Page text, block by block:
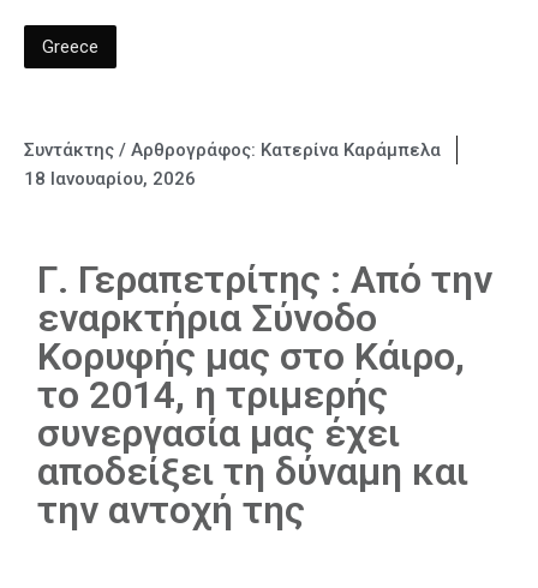
Greece
Συντάκτης / Αρθρογράφος: Κατερίνα Καράμπελα
18 Ιανουαρίου, 2026
Γ. Γεραπετρίτης : Από την
εναρκτήρια Σύνοδο
Κορυφής μας στο Κάιρο,
το 2014, η τριμερής
συνεργασία μας έχει
αποδείξει τη δύναμη και
την αντοχή της